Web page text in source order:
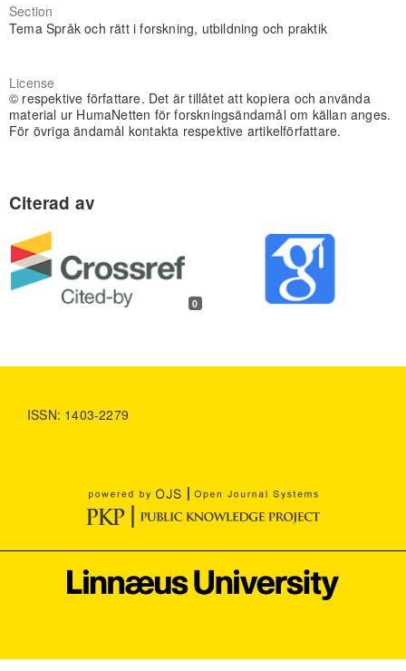
Section
Tema Språk och rätt i forskning, utbildning och praktik
License
© respektive författare. Det är tillåtet att kopiera och använda
material ur HumaNetten för forskningsändamål om källan anges.
För övriga ändamål kontakta respektive artikelförfattare.
0
ISSN: 1403-2279